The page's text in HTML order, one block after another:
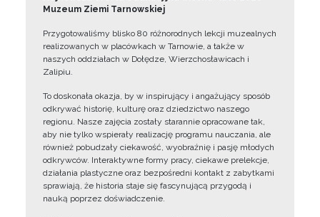
Muzeum Ziemi Tarnowskiej
Przygotowaliśmy blisko 80 różnorodnych lekcji muzealnych
realizowanych w placówkach w Tarnowie, a także w
naszych oddziałach w Dołędze, Wierzchosławicach i
Zalipiu.
To doskonała okazja, by w inspirujący i angażujący sposób
odkrywać historię, kulturę oraz dziedzictwo naszego
regionu. Nasze zajęcia zostały starannie opracowane tak,
aby nie tylko wspierały realizację programu nauczania, ale
również pobudzały ciekawość, wyobraźnię i pasję młodych
odkrywców. Interaktywne formy pracy, ciekawe prelekcje,
działania plastyczne oraz bezpośredni kontakt z zabytkami
sprawiają, że historia staje się fascynującą przygodą i
nauką poprzez doświadczenie.